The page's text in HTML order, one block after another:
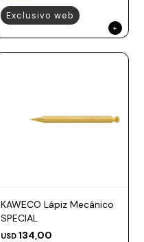
Exclusivo web
KAWECO Lápiz Mecánico
SPECIAL
USD 134,00